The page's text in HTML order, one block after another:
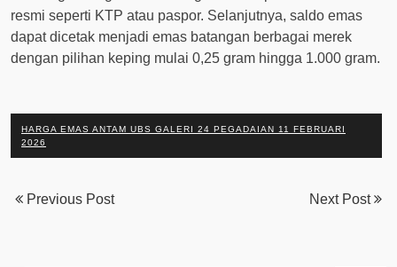
resmi seperti KTP atau paspor. Selanjutnya, saldo emas
dapat dicetak menjadi emas batangan berbagai merek
dengan pilihan keping mulai 0,25 gram hingga 1.000 gram.
HARGA EMAS ANTAM UBS GALERI 24 PEGADAIAN 11 FEBRUARI
2026
Previous Post Next Post